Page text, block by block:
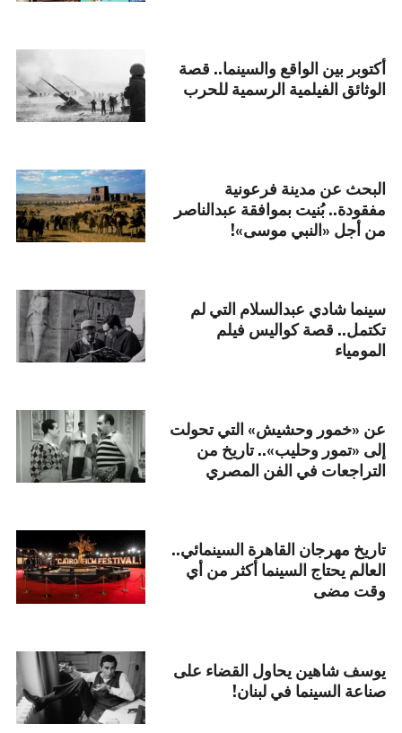
أكتوبر بين الواقع والسينما.. قصة
الوثائق الفيلمية الرسمية للحرب
البحث عن مدينة فرعونية
مفقودة.. بُنيت بموافقة عبدالناصر
من أجل «النبي موسى»!
سينما شادي عبدالسلام التي لم
تكتمل.. قصة كواليس فيلم
المومياء
عن «خمور وحشيش» التي تحولت
إلى «تمور وحليب».. تاريخ من
التراجعات في الفن المصري
تاريخ مهرجان القاهرة السينمائي..
العالم يحتاج السينما أكثر من أي
وقت مضى
يوسف شاهين يحاول القضاء على
صناعة السينما في لبنان!